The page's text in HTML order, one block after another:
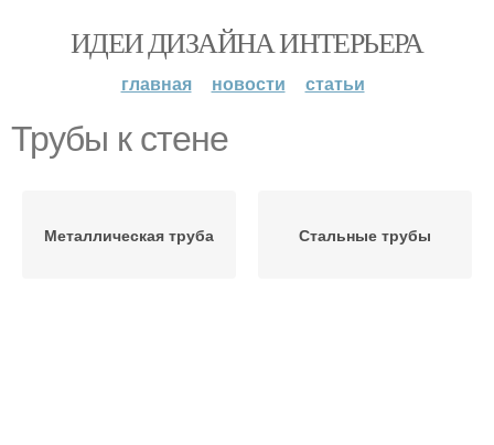
ИДЕИ ДИЗАЙНА ИНТЕРЬЕРА
главная новости статьи
Трубы к стене
Металлическая труба Стальные трубы